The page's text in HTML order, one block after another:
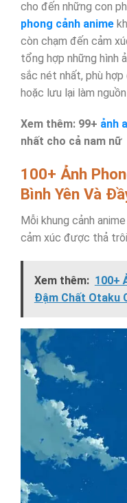
cho đến những con
phong cảnh anime
còn chạm đến cảm
tổng hợp những hình
sắc nét nhất, phù hợp
hoặc lưu lại làm
Xem thêm: 99+ ảnh
nhất cho cả nam nữ
100+ Ảnh
Bình Yên Và
Mỗi khung cảnh
cảm xúc được thả
Xem thêm: 100+
Đậm Chất Otaku